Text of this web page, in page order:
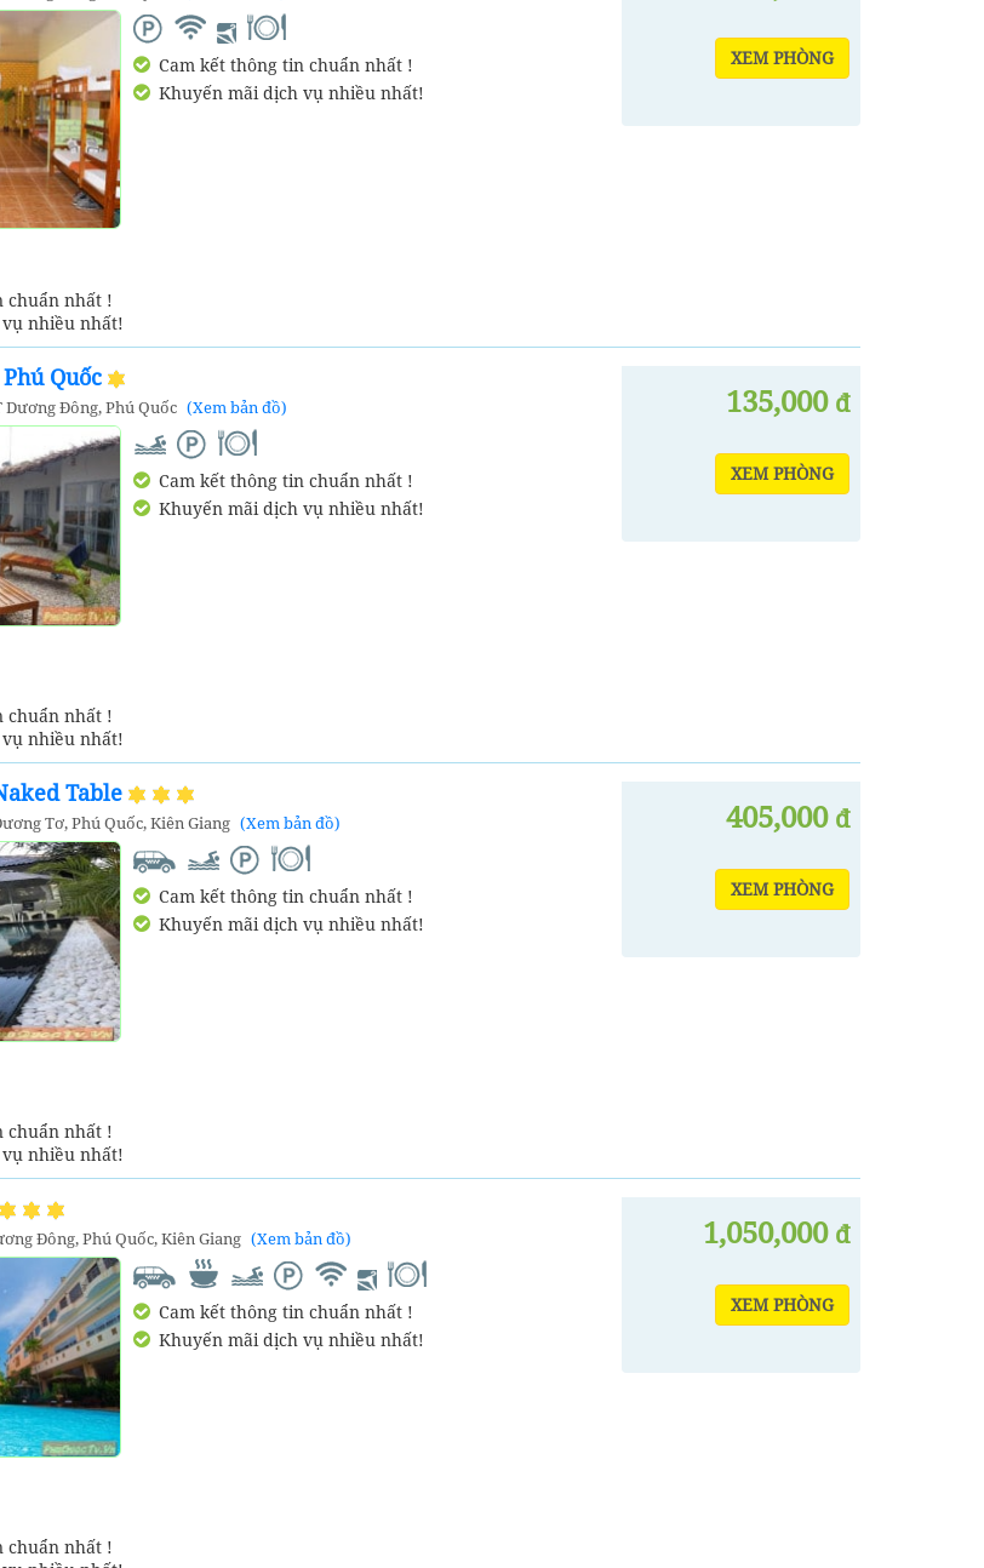
Cam kết thông tin chuẩn nhất !
Khuyến mãi dịch vụ nhiều nhất!
XEM PHÒNG
chuẩn nhất !
nhiều nhất!
Quốc
Đông, Phú Quốc (Xem bản đồ)
Cam kết thông tin chuẩn nhất !
Khuyến mãi dịch vụ nhiều nhất!
135,000 đ
XEM PHÒNG
chuẩn nhất !
nhiều nhất!
Table
Tơ, Phú Quốc, Kiên Giang (Xem bản đồ)
Cam kết thông tin chuẩn nhất !
Khuyến mãi dịch vụ nhiều nhất!
405,000 đ
XEM PHÒNG
chuẩn nhất !
nhiều nhất!
Đông, Phú Quốc, Kiên Giang (Xem bản đồ)
Cam kết thông tin chuẩn nhất !
Khuyến mãi dịch vụ nhiều nhất!
1,050,000 đ
XEM PHÒNG
chuẩn nhất !